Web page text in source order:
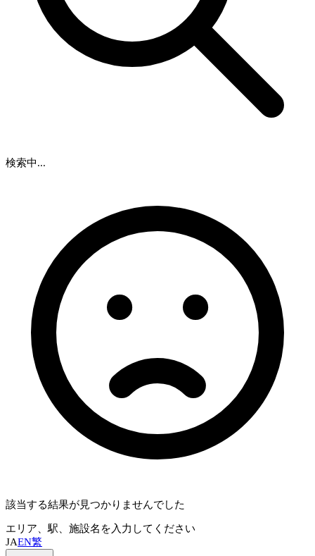
検索中...
該当する結果が見つかりませんでした
エリア、駅、施設名を入力してください
JAEN繁